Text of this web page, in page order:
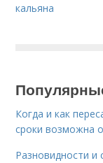
кальяна
Когда и как
сроки возможна
Разновидности и